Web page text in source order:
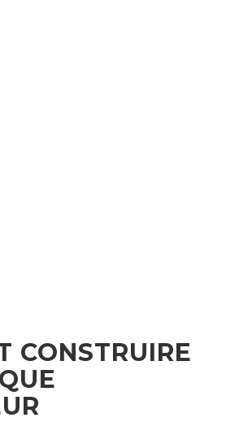
CONSTRUIRE